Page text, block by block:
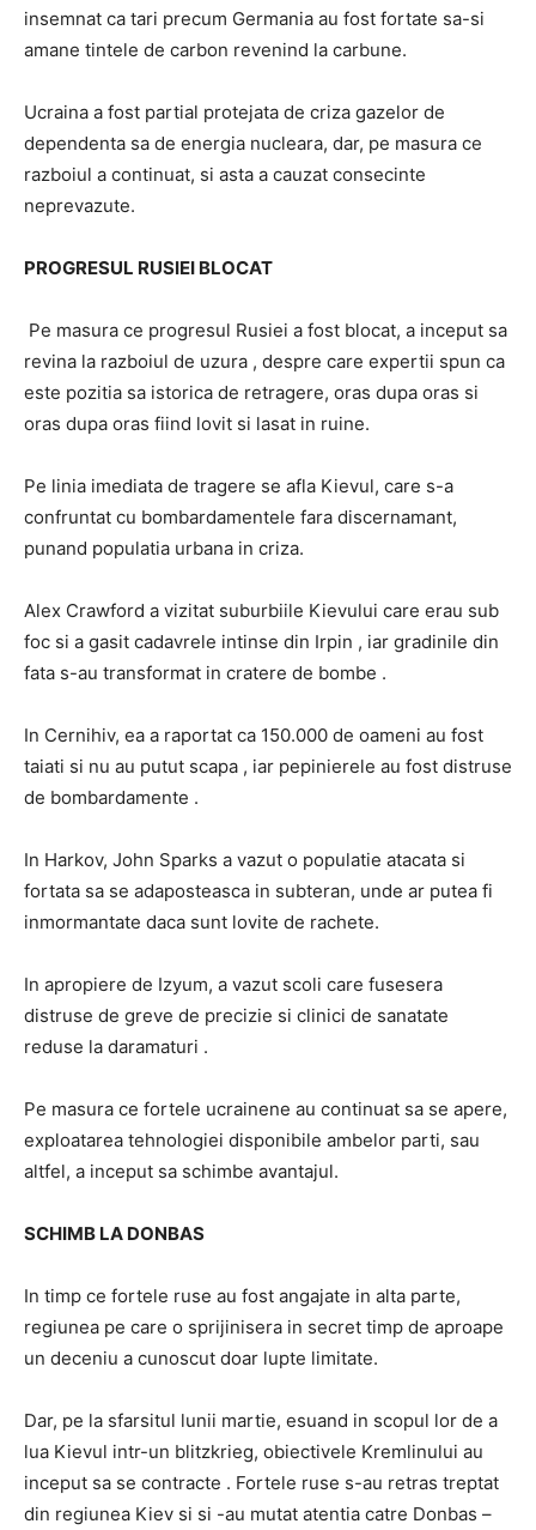
insemnat ca tari precum Germania au fost fortate sa-si
amane tintele de carbon revenind la carbune.
Ucraina a fost partial protejata de criza gazelor de
dependenta sa de energia nucleara, dar, pe masura ce
razboiul a continuat, si asta a cauzat consecinte
neprevazute.
PROGRESUL RUSIEI BLOCAT
Pe masura ce progresul Rusiei a fost blocat, a inceput sa
revina la razboiul de uzura , despre care expertii spun ca
este pozitia sa istorica de retragere, oras dupa oras si
oras dupa oras fiind lovit si lasat in ruine.
Pe linia imediata de tragere se afla Kievul, care s-a
confruntat cu bombardamentele fara discernamant,
punand populatia urbana in criza.
Alex Crawford a vizitat suburbiile Kievului care erau sub
foc si a gasit cadavrele intinse din Irpin , iar gradinile din
fata s-au transformat in cratere de bombe .
In Cernihiv, ea a raportat ca 150.000 de oameni au fost
taiati si nu au putut scapa , iar pepinierele au fost distruse
de bombardamente .
In Harkov, John Sparks a vazut o populatie atacata si
fortata sa se adaposteasca in subteran, unde ar putea fi
inmormantate daca sunt lovite de rachete.
In apropiere de Izyum, a vazut scoli care fusesera
distruse de greve de precizie si clinici de sanatate
reduse la daramaturi .
Pe masura ce fortele ucrainene au continuat sa se apere,
exploatarea tehnologiei disponibile ambelor parti, sau
altfel, a inceput sa schimbe avantajul.
SCHIMB LA DONBAS
In timp ce fortele ruse au fost angajate in alta parte,
regiunea pe care o sprijinisera in secret timp de aproape
un deceniu a cunoscut doar lupte limitate.
Dar, pe la sfarsitul lunii martie, esuand in scopul lor de a
lua Kievul intr-un blitzkrieg, obiectivele Kremlinului au
inceput sa se contracte . Fortele ruse s-au retras treptat
din regiunea Kiev si si -au mutat atentia catre Donbas –